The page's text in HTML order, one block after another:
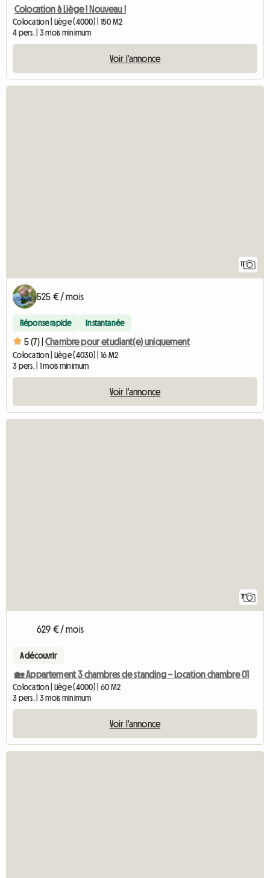
Colocation à Liège ! Nouveau !
Colocation | Liège (4000) | 150 M2
4 pers. | 3 mois minimum
Voir l'annonce
11
525 € / mois
Réponse rapide Instantanée
5 (7) | Chambre pour etudiant(e) uniquement
Colocation | Liège (4030) | 16 M2
3 pers. | 1 mois minimum
Voir l'annonce
7
629 € / mois
A découvrir
🏡 Appartement 3 chambres de standing – Location chambre 01
Colocation | Liège (4000) | 60 M2
3 pers. | 3 mois minimum
Voir l'annonce